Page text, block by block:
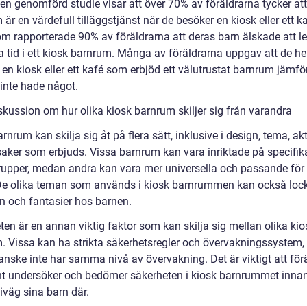
genomförd studie visar att över 70% av föräldrarna tycker
är en värdefull tilläggstjänst när de besöker en kiosk eller ett
rapporterade 90% av föräldrarna att deras barn älskade att
tid i ett kiosk barnrum. Många av föräldrarna uppgav att de
en kiosk eller ett kafé som erbjöd ett välutrustat barnrum
hade något.
om hur olika kiosk barnrum skiljer sig från varandra
kan skilja sig åt på flera sätt, inklusive i design, tema,
som erbjuds. Vissa barnrum kan vara inriktade på
medan andra kan vara mer universella och passande
olika teman som används i kiosk barnrummen kan också
och fantasier hos barnen.
är en annan viktig faktor som kan skilja sig mellan olika
Vissa kan ha strikta säkerhetsregler och
inte har samma nivå av övervakning. Det är viktigt att
undersöker och bedömer säkerheten i kiosk barnrummet
sina barn där.